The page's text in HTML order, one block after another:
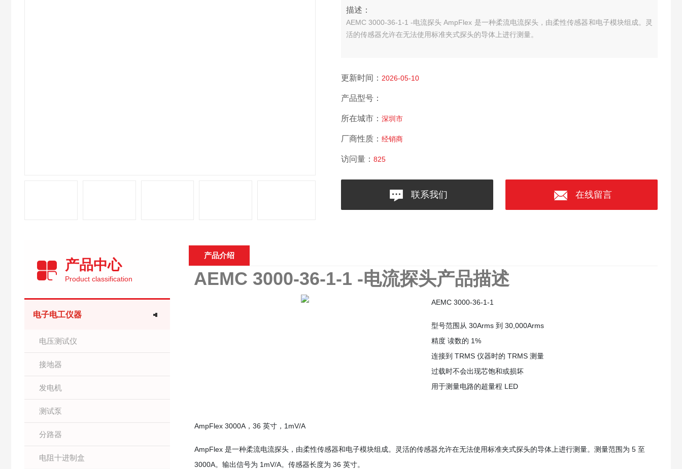
描述：
AEMC 3000-36-1-1 -电流探头 AmpFlex 是一种柔流电流探头，由柔性传感器和电子模块组成。灵
活的传感器允许在无法使用标准夹式探头的导体上进行测量。
更新时间： 2026-05-10
产品型号：
所在城市： 深圳市
厂商性质： 经销商
访问量： 825
联系我们 在线留言
产品中心
Product classification
电子电工仪器
电压测试仪
接地器
发电机
测试泵
分路器
电阻十进制盒
产品介绍
AEMC 3000-36-1-1 -电流探头产品描述
AEMC 3000-36-1-1
型号范围从 30Arms 到 30,000Arms
精度 读数的 1%
连接到 TRMS 仪器时的 TRMS 测量
过载时不会出现芯饱和或损坏
用于测量电路的超量程 LED
AmpFlex 3000A，36 英寸，1mV/A
AmpFlex 是一种柔流电流探头，由柔性传感器和电子模块组成。灵活的传感器允许在无法使用标准夹式探头的导体上进行测量。测量范围为 5 至
3000A。输出信号为 1mV/A。传感器长度为 36 英寸。